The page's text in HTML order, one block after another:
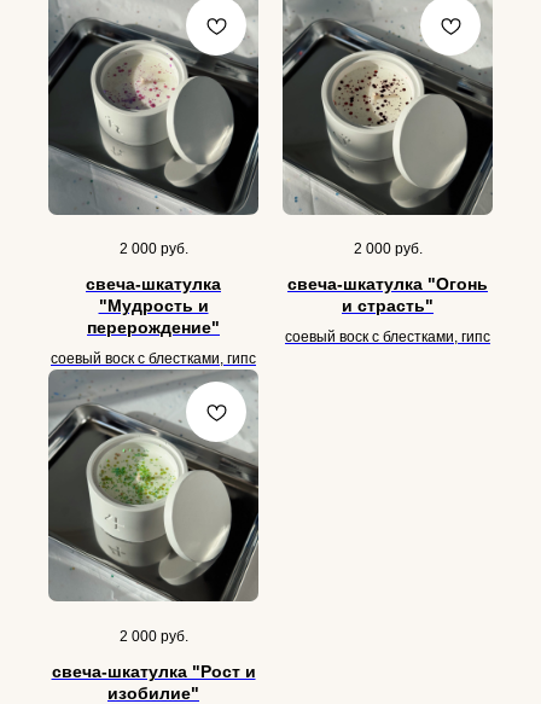
2 000 руб.
свеча-шкатулка
"Мудрость и
перерождение"
соевый воск с блестками, гипс
2 000 руб.
свеча-шкатулка "Огонь
и страсть"
соевый воск с блестками, гипс
2 000 руб.
свеча-шкатулка "Рост и
изобилие"